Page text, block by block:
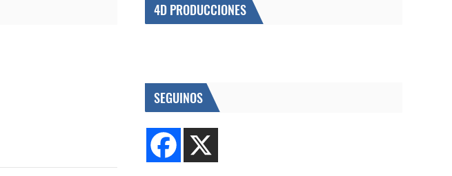
4D PRODUCCIONES
SEGUINOS